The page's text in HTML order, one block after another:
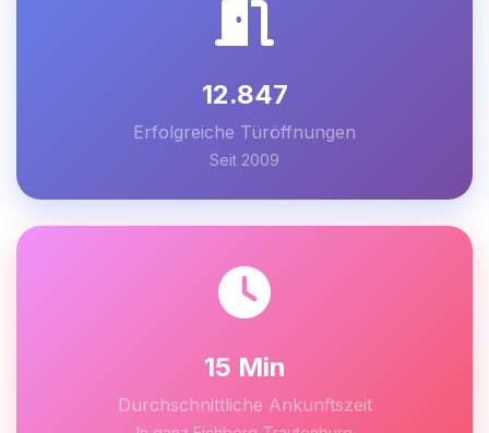
12.847
Erfolgreiche Türöffnungen
Seit 2009
15 Min
Durchschnittliche Ankunftszeit